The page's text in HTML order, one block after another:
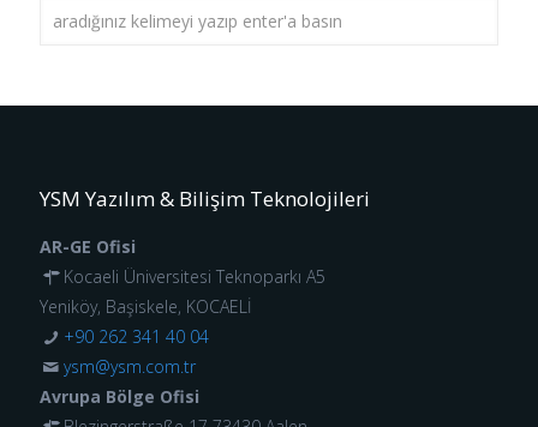
YSM Yazılım & Bilişim Teknolojileri
AR-GE Ofisi
Kocaeli Üniversitesi Teknoparkı A5
Yeniköy, Başiskele, KOCAELİ
+90 262 341 40 04
ysm@ysm.com.tr
Avrupa Bölge Ofisi